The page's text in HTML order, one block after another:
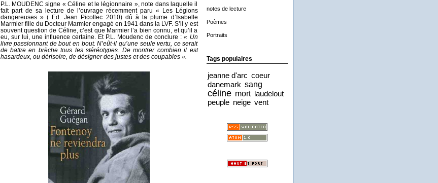
notes de lecture
Poèmes
Portraits
Tags populaires
jeanne d'arc coeur
danemark sang
céline mort laudelout
peuple neige vent
P.L. MOUDENC signe « Céline et le légionnaire », note dans laquelle il
fait part de sa lecture de l’ouvrage récemment paru « Les Légions
dangereuses » ( Ed. Jean Picollec 2010) dû à la plume d’Isabelle
Marmier fille du Docteur Marmier engagé en 1941 dans la LVF. S’il y est
souvent question de Céline, c’est que Marmier l’a bien connu, et qu’il a
eu, sur lui, une influence certaine. Et P.L. Moudenc de conclure :« Un
livre passionnant de bout en bout. N’eût-il qu’une seule vertu, ce serait
de battre en brèche tous les stéréotypes. De montrer combien il est
hasardeux, ou dérisoire, de désigner des justes et des coupables ».